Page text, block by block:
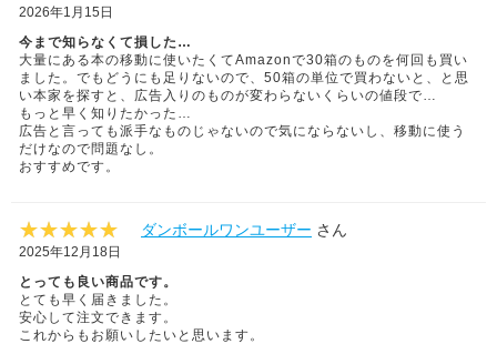
2026年1月15日
今まで知らなくて損した…
大量にある本の移動に使いたくてAmazonで30箱のものを何回も買い
ました。でもどうにも足りないので、50箱の単位で買わないと、と思
い本家を探すと、広告入りのものが変わらないくらいの値段で…
もっと早く知りたかった…
広告と言っても派手なものじゃないので気にならないし、移動に使う
だけなので問題なし。
おすすめです。
ダンボールワンユーザー さん
2025年12月18日
とっても良い商品です。
とても早く届きました。
安心して注文できます。
これからもお願いしたいと思います。